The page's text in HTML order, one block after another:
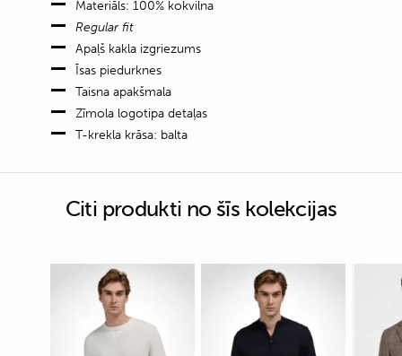
Materiāls: 100% kokvilna
Regular fit
Apaļš kakla izgriezums
Īsas piedurknes
Taisna apakšmala
Zīmola logotipa detaļas
T-krekla krāsa: balta
Citi produkti no šīs kolekcijas